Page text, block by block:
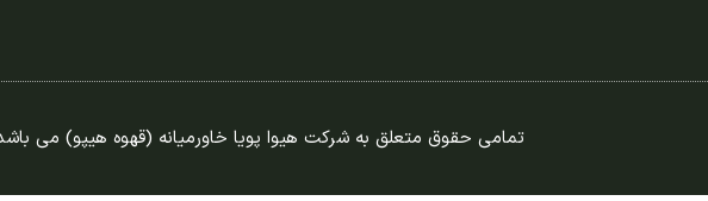
تمامی حقوق متعلق به شرکت هیوا پویا خاورمیانه (قهوه هیپو) می